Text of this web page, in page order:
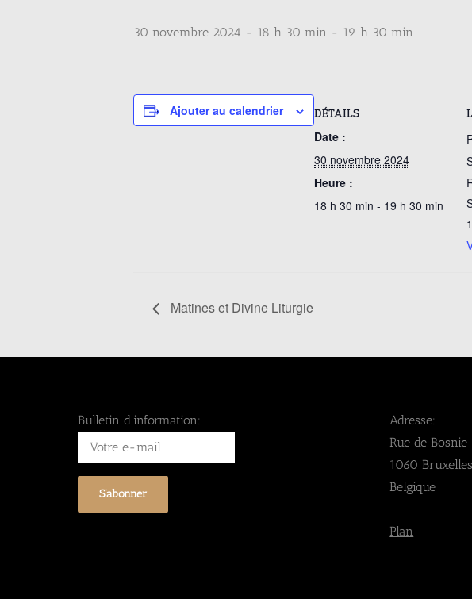
30 novembre 2024 - 18 h 30 min - 19 h 30 min
Ajouter au calendrier DÉTAILS
Date :
30 novembre 2024
Heure :
18 h 30 min - 19 h 30 min
Matines et Divine Liturgie
Bulletin d'information:
Adresse:
Rue de Bosnie
1060 Bruxelles
Belgique
Plan